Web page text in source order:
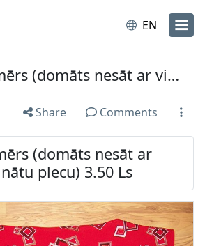
EN
topiņš M izmērs (domāts nesāt ar vienu atkailinātu plecu) 3.50 Ls
Share Comments
(domāts nesāt ar
plecu) 3.50 Ls